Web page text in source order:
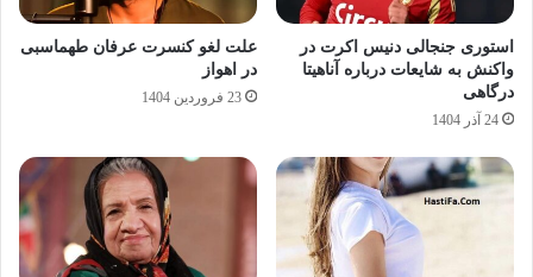
استوری جنجالی دنیس اکرت در
واکنش به شایعات درباره آناهیتا
درگاهی
24 آذر 1404
علت لغو کنسرت عرفان طهماسبی
در اهواز
23 فروردین 1404